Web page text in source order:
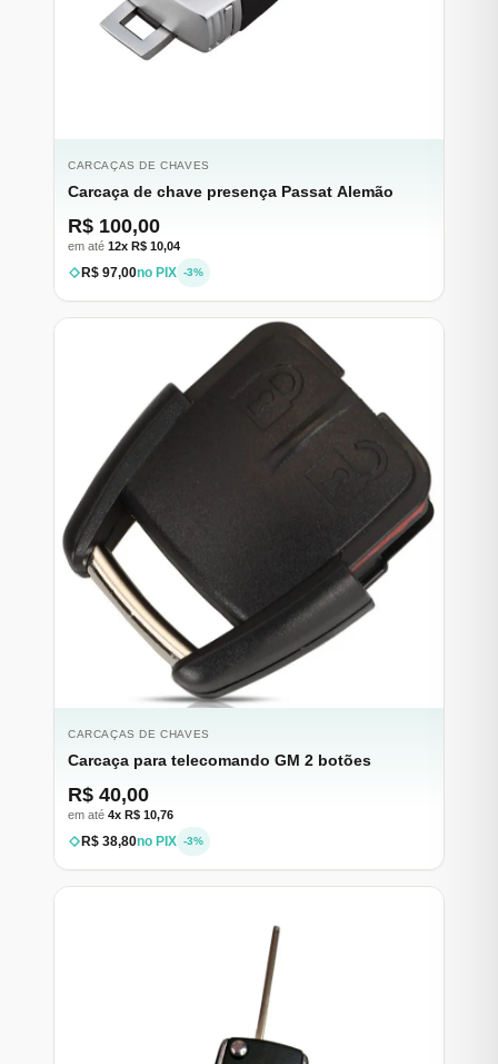
CARCAÇAS DE CHAVES
Carcaça de chave presença Passat Alemão
R$ 100,00
em até 12x R$ 10,04
R$ 97,00no PIX -3%
CARCAÇAS DE CHAVES
Carcaça para telecomando GM 2 botões
R$ 40,00
em até 4x R$ 10,76
R$ 38,80no PIX -3%